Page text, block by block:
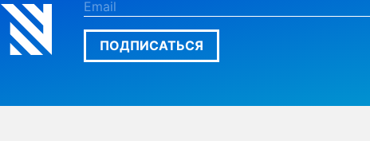
ПОДПИСАТЬСЯ